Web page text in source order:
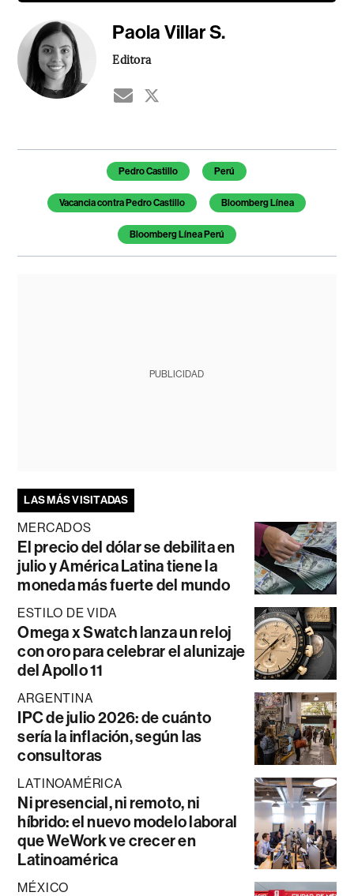
Paola Villar S.
Editora
Temas de este artículo
Pedro Castillo Perú
Vacancia contra Pedro Castillo Bloomberg Línea
Bloomberg Línea Perú
PUBLICIDAD
LAS MÁS VISITADAS
MERCADOS
El precio del dólar se debilita en
julio y América Latina tiene la
moneda más fuerte del mundo
ESTILO DE VIDA
Omega x Swatch lanza un reloj
con oro para celebrar el alunizaje
del Apollo 11
ARGENTINA
IPC de julio 2026: de cuánto
sería la inflación, según las
consultoras
LATINOAMÉRICA
Ni presencial, ni remoto, ni
híbrido: el nuevo modelo laboral
que WeWork ve crecer en
Latinoamérica
MÉXICO